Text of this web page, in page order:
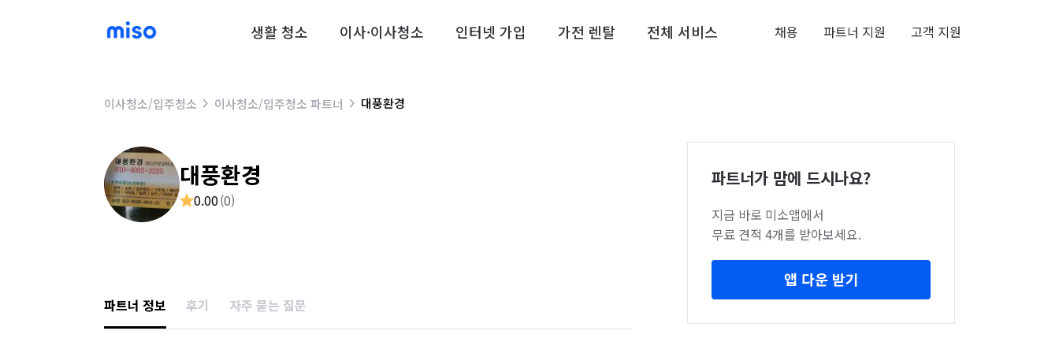
생활 청소 이사·이사청소 인터넷 가입 가전 렌탈 전체 서비스 채용 파트너 지원 고객 지원
이사청소/입주청소 이사청소/입주청소 파트너 대풍환경
대풍환경
0.00(0)
파트너 정보 후기 자주 묻는 질문
파트너가 맘에 드시나요?
지금 바로 미소앱에서
무료 견적 4개를 받아보세요.
앱 다운 받기